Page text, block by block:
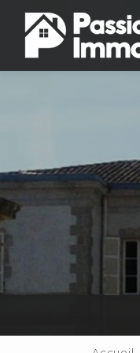
Aller
contenu
principal